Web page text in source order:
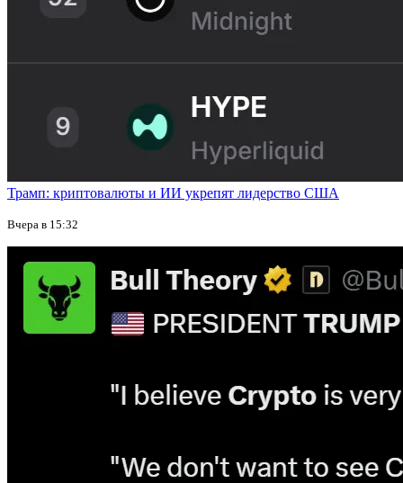
Трамп: криптовалюты и ИИ укрепят лидерство США
Вчера в 15:32